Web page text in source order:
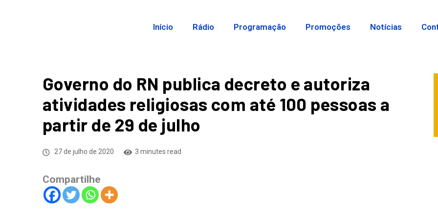
Início Rádio Programação Promoções Notícias
Governo do RN publica decreto e autoriza
atividades religiosas com até 100 pessoas a
partir de 29 de julho
27 de julho de 2020 3 minutes read
Compartilhe